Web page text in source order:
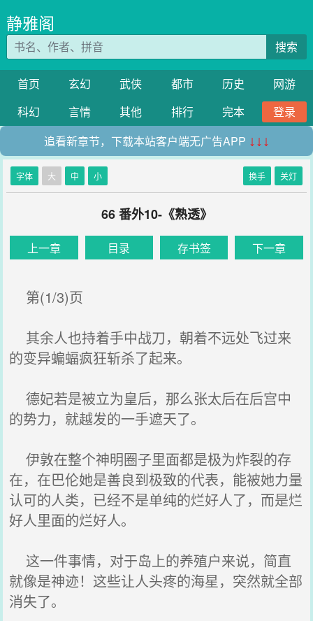
静雅阁
搜索
首页 玄幻 武侠 都市 历史
网游
科幻
言情 其他 排行 完本
登录
追看新章节，下载本站客户端无广告APP ↓↓↓
字体 大 中 小 换手 关灯
66 番外10-《熟透》
上一章 目录 存书签 下一章
第(1/3)页
其余人也持着手中战刀，朝着不远处飞过来
的变异蝙蝠疯狂斩杀了起来。
德妃若是被立为皇后，那么张太后在后宫中
的势力，就越发的一手遮天了。
伊敦在整个神明圈子里面都是极为炸裂的存
在，在巴伦她是善良到极致的代表，能被她力量
认可的人类，已经不是单纯的烂好人了，而是烂
好人里面的烂好人。
这一件事情，对于岛上的养殖户来说，简直
就像是神迹！这些让人头疼的海星，突然就全部
消失了。